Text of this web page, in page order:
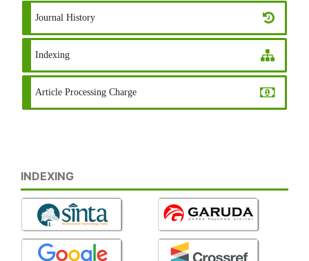
Journal History
Indexing
Article Processing Charge
INDEXING